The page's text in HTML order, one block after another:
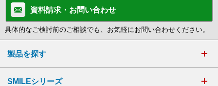
資料請求・お問い合わせ
具体的なご検討前のご相談でも、お気軽にお問い合わせください。
製品を探す
SMILEシリーズ